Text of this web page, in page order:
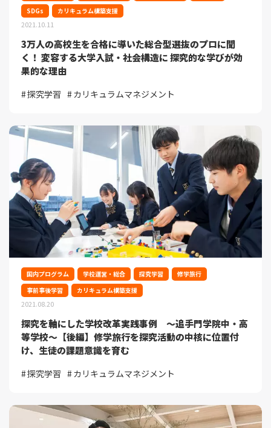
SDGs
カリキュラム構築支援
2021.10.11
3万人の高校生を合格に導いた総合型選抜のプロに聞
く！ 変容する大学入試・社会構造に 探究的な学びが効
果的な理由
探究学習 カリキュラムマネジメント
国内プログラム 学校運営・総合 探究学習
修学旅行
事前事後学習
カリキュラム構築支援
2021.08.20
探究を軸にした学校改革実践事例 ～追手門学院中・高
等学校～【後編】修学旅行を探究活動の中核に位置付
け、生徒の課題意識を育む
探究学習 カリキュラムマネジメント